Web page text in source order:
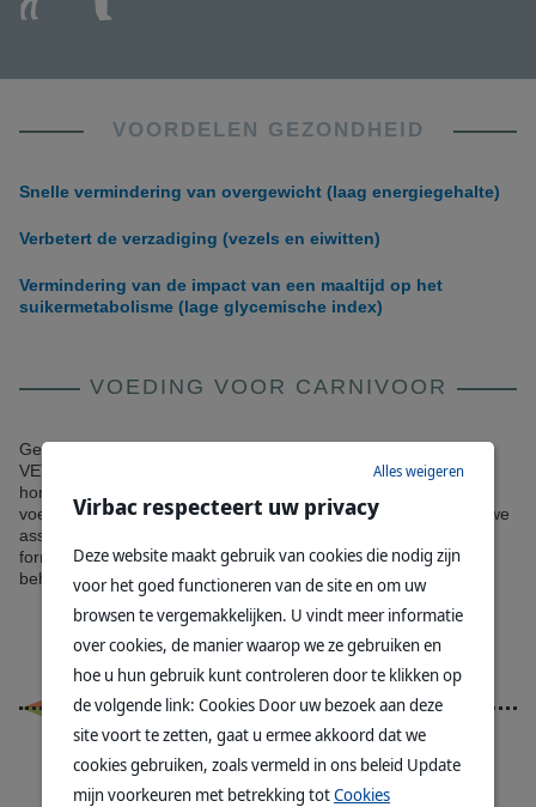
VOORDELEN GEZONDHEID
Snelle vermindering van overgewicht (laag energiegehalte)
Verbetert de verzadiging (vezels en eiwitten)
Vermindering van de impact van een maaltijd op het
suikermetabolisme (lage glycemische index)
VOEDING VOOR CARNIVOOR
Gezond of ziek, honden en katten zijn tamme carnivoren.
VETERINARY HPM
is een nieuwe generatie voeding voor
honden en katten dat is ontwikkeld om dichter bij de natuurlijke
voedingsbehoeften van deze dieren te komen. Dit unieke nieuwe
assortiment is gebaseerd op een koolhydraatarme- eiwitrijke
formulering. Met als resultaat een voeding aangepast aan de
behoeften van uw huisdier !
36 %
Hoog eiwitgehalte
Marktgemiddelde
21,5 % Laag koolhydraat
Virbac respecteert uw privacy
Deze website maakt gebruik van cookies die nodig zijn
voor het goed functioneren van de site en om uw
browsen te vergemakkelijken. U vindt meer informatie
over cookies, de manier waarop we ze gebruiken en
hoe u hun gebruik kunt controleren door te klikken op
de volgende link: Cookies Door uw bezoek aan deze
site voort te zetten, gaat u ermee akkoord dat we
cookies gebruiken, zoals vermeld in ons beleid Update
mijn voorkeuren met betrekking totCookies
Alles weigeren